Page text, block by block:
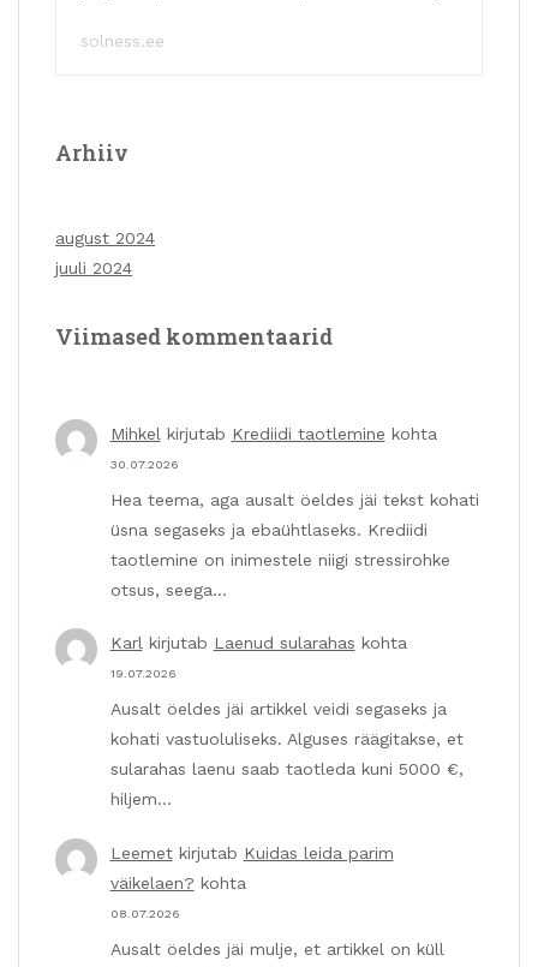
solness.ee
Arhiiv
august 2024
juuli 2024
Viimased kommentaarid
Mihkel kirjutab Krediidi taotlemine kohta
30.07.2026
Hea teema, aga ausalt öeldes jäi tekst kohati
üsna segaseks ja ebaühtlaseks. Krediidi
taotlemine on inimestele niigi stressirohke
otsus, seega…
Karl kirjutab Laenud sularahas kohta
19.07.2026
Ausalt öeldes jäi artikkel veidi segaseks ja
kohati vastuoluliseks. Alguses räägitakse, et
sularahas laenu saab taotleda kuni 5000 €,
hiljem…
Leemetkirjutab Kuidas leida parim
väikelaen? kohta
08.07.2026
Ausalt öeldes jäi mulje, et artikkel on küll